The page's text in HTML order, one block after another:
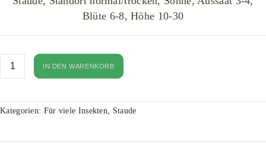
Blüte 6-8, Höhe 10-30
IN DEN WARENKORB
Kategorien: Für viele Insekten, Staude